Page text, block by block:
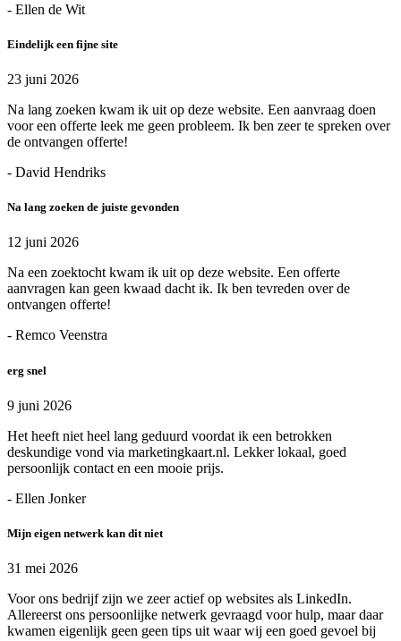
- Ellen de Wit
Eindelijk een fijne site
23 juni 2026
Na lang zoeken kwam ik uit op deze website. Een aanvraag doen
voor een offerte leek me geen probleem. Ik ben zeer te spreken over
de ontvangen offerte!
- David Hendriks
Na lang zoeken de juiste gevonden
12 juni 2026
Na een zoektocht kwam ik uit op deze website. Een offerte
aanvragen kan geen kwaad dacht ik. Ik ben tevreden over de
ontvangen offerte!
- Remco Veenstra
erg snel
9 juni 2026
Het heeft niet heel lang geduurd voordat ik een betrokken
deskundige vond via marketingkaart.nl. Lekker lokaal, goed
persoonlijk contact en een mooie prijs.
- Ellen Jonker
Mijn eigen netwerk kan dit niet
31 mei 2026
Voor ons bedrijf zijn we zeer actief op websites als LinkedIn.
Allereerst ons persoonlijke netwerk gevraagd voor hulp, maar daar
kwamen eigenlijk geen geen tips uit waar wij een goed gevoel bij